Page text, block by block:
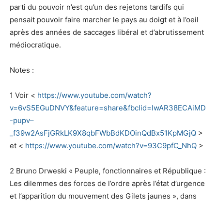
parti du pouvoir n’est qu’un des rejetons tardifs qui
pensait pouvoir faire marcher le pays au doigt et à l’oeil
après des années de saccages libéral et d’abrutissement
médiocratique.
Notes :
1 Voir < https://www.youtube.com/watch?
v=6vS5EGuDNVY&feature=share&fbclid=IwAR38ECAiMD
-pupv–
_f39w2AsFjGRkLK9X8qbFWbBdKDOinQdBx51KpMGjQ >
et < https://www.youtube.com/watch?v=93C9pfC_NhQ >
2 Bruno Drweski « Peuple, fonctionnaires et République :
Les dilemmes des forces de l’ordre après l’état d’urgence
et l’apparition du mouvement des Gilets jaunes », dans